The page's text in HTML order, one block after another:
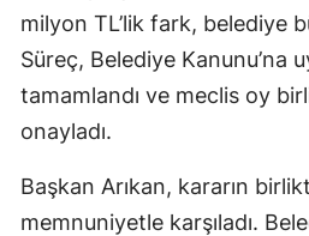
milyon TL’lik fark, belediye
Süreç, Belediye Kanunu’na
tamamlandı ve meclis oy
onayladı.
Başkan Arıkan, kararın
memnuniyetle karşıladı.